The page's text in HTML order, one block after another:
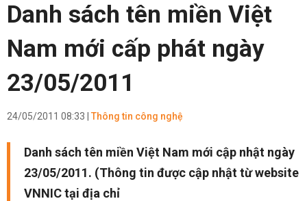
Danh sách tên miền Việt
Nam mới cấp phát ngày
23/05/2011
24/05/2011 08:33 | Thông tin công nghệ
Danh sách tên miền Việt Nam mới cập nhật ngày
23/05/2011. (Thông tin được cập nhật từ website
VNNIC tại địa chỉ